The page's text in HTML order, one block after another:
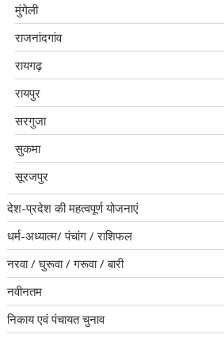
मुंगेली
राजनांदगांव
रायगढ़
रायपुर
सरगुजा
सुकमा
सूरजपुर
देश-प्रदेश की महत्वपूर्ण योजनाएं
धर्म-अध्यात्म/ पंचांग / राशिफल
नरवा / घुरूवा / गरूवा / बारी
नवीनतम
निकाय एवं पंचायत चुनाव